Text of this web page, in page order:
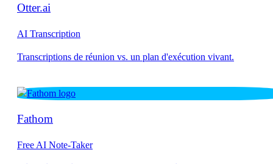
Otter.ai
AI Transcription
Fathom
Free AI Note-Taker